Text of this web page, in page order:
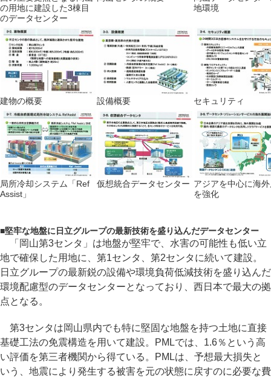
の用地に建設した3棟目
のデータセンター
地環境
建物の概要 設備概要 セキュリティ
局所冷却システム「Ref
Assist」
仮想統合データセンター アジアを中心に海
を強化
■堅牢な地盤に日立グループの最新技術を盛り込んだデータセンター
「岡山第3センタ」は地盤が堅牢で、水害の可能性も低い立
地で確保した用地に、第1センタ、第2センタに続いて建設。
日立グループの最新鋭の設備や環境負荷低減技術を盛り込んだ
環境配慮型のデータセンターとなっており、西日本で最大の拠
点となる。
第3センタは岡山県内でも特に堅固な地盤を持つ土地に直接
基礎工法の免震構造を用いて建設。PMLでは、1.6％という高
い評価を第三者機関から得ている。PMLは、予想最大損失と
いう、地震により発生する被害を元の状態に戻すのに必要な費